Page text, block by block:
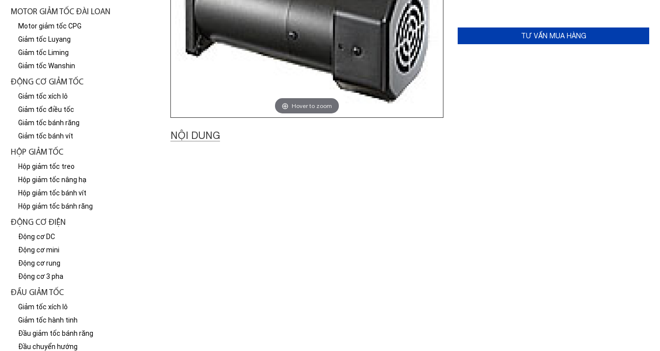
MOTOR GIẢM TỐC ĐÀI LOAN
Motor giảm tốc CPG
Giảm tốc Luyang
Giảm tốc Liming
Giảm tốc Wanshin
ĐỘNG CƠ GIẢM TỐC
Giảm tốc xích lô
Giảm tốc điều tốc
Giảm tốc bánh răng
Giảm tốc bánh vít
HỘP GIẢM TỐC
Hộp giảm tốc treo
Hộp giảm tốc nâng hạ
Hộp giảm tốc bánh vít
Hộp giảm tốc bánh răng
ĐỘNG CƠ ĐIỆN
Động cơ DC
Động cơ mini
Động cơ rung
Động cơ 3 pha
ĐẦU GIẢM TỐC
Giảm tốc xích lô
Giảm tốc hành tinh
Đầu giảm tốc bánh răng
Đầu chuyển hướng
Hover to zoom
TƯ VẤN MUA HÀNG
NỘI DUNG